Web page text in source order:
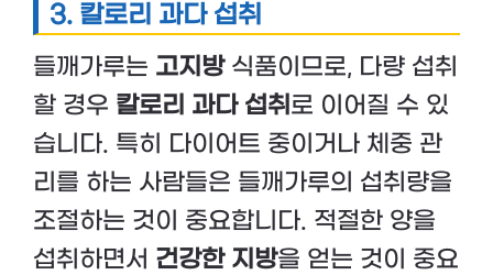
3. 칼로리 과다 섭취
들깨가루는 고지방식품이므로, 다량 섭취
할 경우 칼로리 과다 섭취 로 이어질 수 있
습니다. 특히 다이어트 중이거나 체중 관
리를 하는 사람들은 들깨가루의 섭취량을
조절하는 것이 중요합니다. 적절한 양을
섭취하면서 건강한 지방을 얻는 것이 중요